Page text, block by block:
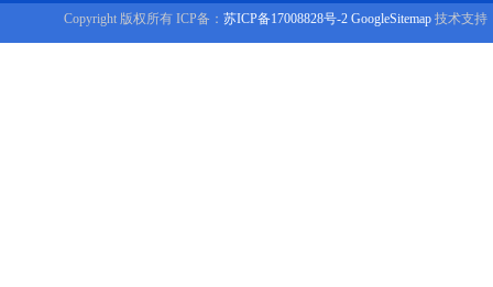
Copyright 版权所有 ICP备： 苏ICP备17008828号-2 GoogleSitemap 技术支持